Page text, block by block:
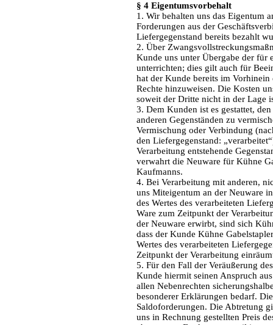
§ 4 Eigentumsvorbehalt
1. Wir behalten uns das Eigentum
Forderungen aus der
Liefergegenstand bereits bezahlt
2. Über
Kunde uns unter Übergabe der für
unterrichten; dies gilt auch für
hat der Kunde bereits im
Rechte hinzuweisen. Die Kosten
soweit der Dritte nicht in der Lage
3. Dem Kunden ist es gestattet,
anderen Gegenständen zu
Vermischung oder Verbindung
den Liefergegenstand:
Verarbeitung entstehende
verwahrt die Neuware für Kühne
Kaufmanns.
4. Bei Verarbeitung mit anderen,
uns Miteigentum an der Neuware
des Wertes des verarbeiteten
Ware zum Zeitpunkt der
der Neuware erwirbt, sind sich
dass der Kunde Kühne
Wertes des verarbeiteten
Zeitpunkt der Verarbeitung
5. Für den Fall der Veräußerung
Kunde hiermit seinen Anspruch
allen Nebenrechten
besonderer Erklärungen bedarf.
Saldoforderungen. Die Abtretung
uns in Rechnung gestellten Preis